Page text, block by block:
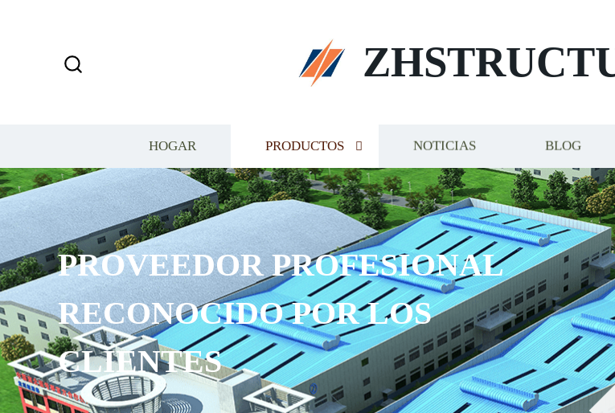
HOGAR PRODUCTOS NOTICIAS BLOG
PROVEEDOR PROFESIONAL
RECONOCIDO POR LOS
CLIENTES